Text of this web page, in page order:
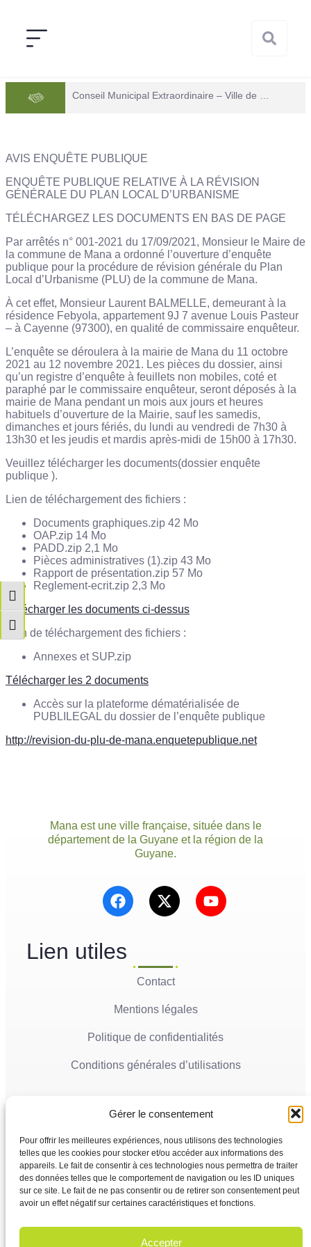
Gérer le consentement
Pour offrir les meilleures expériences, nous utilisons des technologies
telles que les cookies pour stocker et/ou accéder aux informations des
appareils. Le fait de consentir à ces technologies nous permettra de traiter
des données telles que le comportement de navigation ou les ID uniques
sur ce site. Le fait de ne pas consentir ou de retirer son consentement peut
avoir un effet négatif sur certaines caractéristiques et fonctions.
Accepter
Passer en contraste élevé
Changer la taille de la police
AVIS ENQUÊTE PUBLIQUE
ENQUÊTE PUBLIQUE RELATIVE À LA RÉVISION
GÉNÉRALE DU PLAN LOCAL D’URBANISME
TÉLÉCHARGEZ LES DOCUMENTS EN BAS DE PAGE
Par arrêtés n° 001-2021 du 17/09/2021, Monsieur le Maire de
la commune de Mana a ordonné l’ouverture d’enquête
publique pour la procédure de révision générale du Plan
Local d’Urbanisme (PLU) de la commune de Mana.
À cet effet, Monsieur Laurent BALMELLE, demeurant à la
résidence Febyola, appartement 9J 7 avenue Louis Pasteur
– à Cayenne (97300), en qualité de commissaire enquêteur.
L’enquête se déroulera à la mairie de Mana du 11 octobre
2021 au 12 novembre 2021. Les pièces du dossier, ainsi
qu’un registre d’enquête à feuillets non mobiles, coté et
paraphé par le commissaire enquêteur, seront déposés à la
mairie de Mana pendant un mois aux jours et heures
habituels d’ouverture de la Mairie, sauf les samedis,
dimanches et jours fériés, du lundi au vendredi de 7h30 à
13h30 et les jeudis et mardis après-midi de 15h00 à 17h30.
Veuillez télécharger les documents(dossier enquête
publique ).
Lien de téléchargement des fichiers :
Documents graphiques.zip 42 Mo
OAP.zip 14 Mo
PADD.zip 2,1 Mo
Pièces administratives (1).zip 43 Mo
Rapport de présentation.zip 57 Mo
Reglement-ecrit.zip 2,3 Mo
Télécharger les documents ci-dessus
Lien de téléchargement des fichiers :
Annexes et SUP.zip
Télécharger les 2 documents
Accès sur la plateforme dématérialisée de
PUBLILEGAL du dossier de l’enquête publique
http://revision-du-plu-de-mana.enquetepublique.net
Mana est une ville française, située dans le
département de la Guyane et la région de la
Guyane.
Lien utiles
Contact
Mentions légales
Politique de confidentialités
Conditions générales d’utilisations
Actualités récentes
Juin'26
La Ville de Mana informe la population qu’un
Conseil Municipal Extraordinaire se tiendra le
vendredi 5 juin 2026 à partir...
02 Ville de Mana